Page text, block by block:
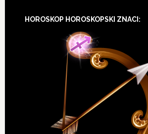
HOROSKOP HOROSKOPSKI ZNACI: